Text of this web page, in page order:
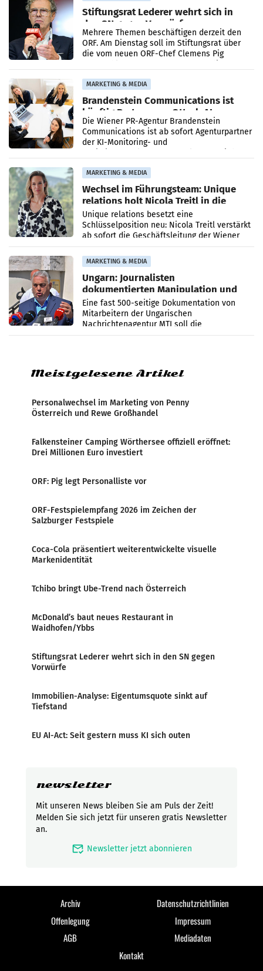
Stiftungsrat Lederer wehrt sich in
den SN gegen Vorwürfe
Mehrere Themen beschäftigen derzeit den
ORF. Am Dienstag soll im Stiftungsrat über
die vom neuen ORF-Chef Clemens Pig
MARKETING & MEDIA
Brandenstein Communications ist
künftig Partner von OtterlyAI
Die Wiener PR-Agentur Brandenstein
Communications ist ab sofort Agenturpartner
der KI-Monitoring- und
MARKETING & MEDIA
Wechsel im Führungsteam: Unique
relations holt Nicola Treitl in die
Geschäftsleitung
Unique relations besetzt eine
Schlüsselposition neu: Nicola Treitl verstärkt
ab sofort die Geschäftsleitung der Wiener
PR-Agentur an der Seite von Josef Kalina und
Anna Kalina-Mahr.
MARKETING & MEDIA
Ungarn: Journalisten
dokumentierten Manipulation und
Zensur
Eine fast 500-seitige Dokumentation von
Mitarbeitern der Ungarischen
Nachrichtenagentur MTI soll die
systematische Nachrichten-Manipulation und
Meistgelesene Artikel
Personalwechsel im Marketing von Penny
Österreich und Rewe Großhandel
Falkensteiner Camping Wörthersee offiziell eröffnet:
Drei Millionen Euro investiert
ORF: Pig legt Personalliste vor
ORF-Festspielempfang 2026 im Zeichen der
Salzburger Festspiele
Coca-Cola präsentiert weiterentwickelte visuelle
Markenidentität
Tchibo bringt Ube-Trend nach Österreich
McDonald’s baut neues Restaurant in
Waidhofen/Ybbs
Stiftungsrat Lederer wehrt sich in den SN gegen
Vorwürfe
Immobilien-Analyse: Eigentumsquote sinkt auf
Tiefstand
EU AI-Act: Seit gestern muss KI sich outen
newsletter
Mit unseren News bleiben Sie am Puls der Zeit!
Melden Sie sich jetzt für unseren gratis Newsletter
an.
mark_email_read Newsletter jetzt abonnieren
Archiv
Datenschutzrichtlinien
Offenlegung
Impressum
AGB
Mediadaten
Kontakt